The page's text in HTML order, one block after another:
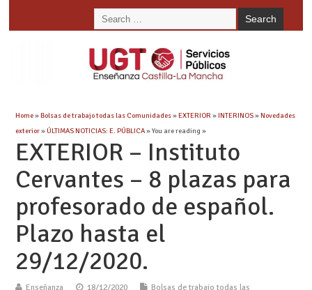
Home»Bolsas de trabajo todas las Comunidades»EXTERIOR »INTERINOS»Novedades
exterior»ÚLTIMAS NOTICIAS: E. PÚBLICA» You are reading »
EXTERIOR – Instituto
Cervantes – 8 plazas para
profesorado de español.
Plazo hasta el
29/12/2020.
Enseñanza 18/12/2020 Bolsas de trabajo todas las